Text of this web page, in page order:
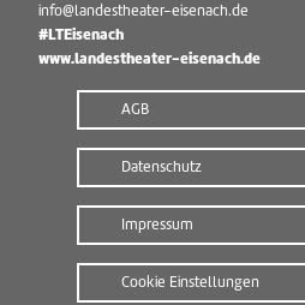
info@landestheater-eisenach.de
#LTEisenach
www.landestheater-eisenach.de
AGB
Datenschutz
Impressum
Cookie Einstellungen